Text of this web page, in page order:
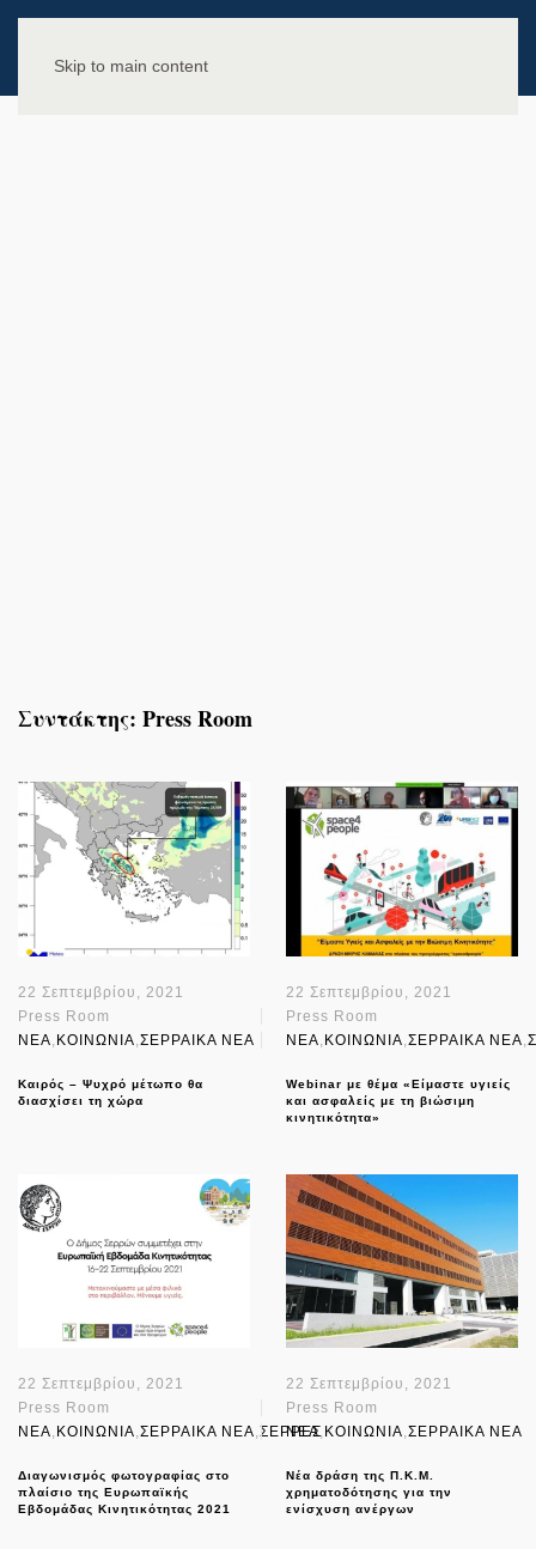
Skip to main content
Συντάκτης: Press Room
22 Σεπτεμβρίου, 2021
Press Room
NEA ΚΟΙΝΩΝΙΑ ΣΕΡΡΑΙΚΑ ΝΕΑ
Καιρός – Ψυχρό μέτωπο θα
διασχίσει τη χώρα
22 Σεπτεμβρίου, 2021
Press Room
NEA ΚΟΙΝΩΝΙΑ ΣΕΡΡΑΙΚΑ ΝΕΑ
Webinar με θέμα «Είμαστε υγιείς
και ασφαλείς με τη βιώσιμη
κινητικότητα»
22 Σεπτεμβρίου, 2021
Press Room
NEA, ΚΟΙΝΩΝΙΑ,ΣΕΡΡΑΙΚΑ ΝΕΑ,ΣΕΡΡΕΣ
Διαγωνισμός φωτογραφίας στο
πλαίσιο της Ευρωπαϊκής
Εβδομάδας Κινητικότητας 2021
22 Σεπτεμβρίου, 2021
Press Room
NEA, ΚΟΙΝΩΝΙΑ,ΣΕΡΡΑΙΚΑ ΝΕΑ
Νέα δράση της Π.Κ.Μ.
χρηματοδότησης για την
ενίσχυση ανέργων